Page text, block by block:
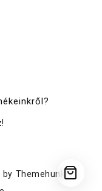
by Themehunk